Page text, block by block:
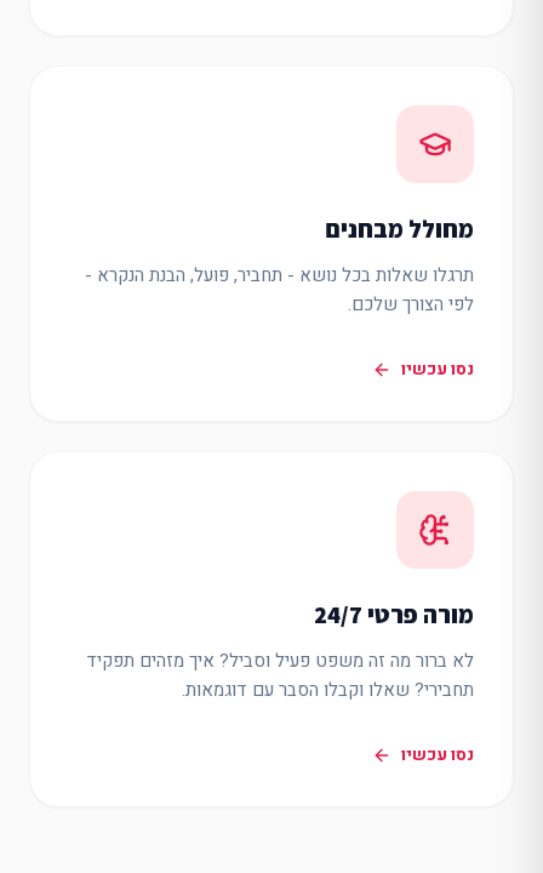
מחולל מבחנים
תרגלו שאלות בכל נושא - תחביר, פועל, הבנת הנקרא -
לפי הצורך שלכם.
נסו עכשיו
מורה פרטי 24/7
לא ברור מה זה משפט פעיל וסביל? איך מזהים תפקיד
תחבירי? שאלו וקבלו הסבר עם דוגמאות.
נסו עכשיו